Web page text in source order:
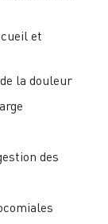
et
la douleur
des